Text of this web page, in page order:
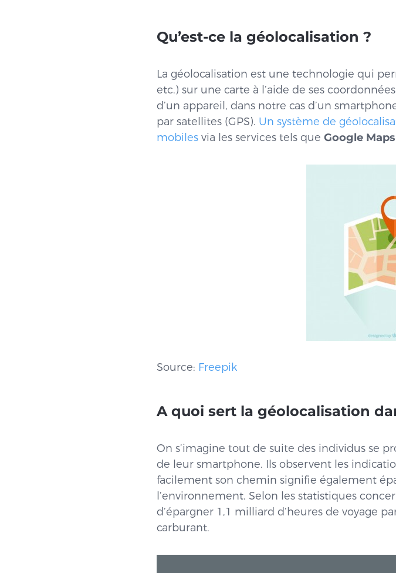
Qu’est-ce la géolocalisation ?
La géolocalisation est une technologie qui
etc.) sur une carte à l’aide de ses
d’un appareil, dans notre cas d’un
par satellites (GPS). Un système de
mobiles via les services tels que Google Maps
Source: Freepik
A quoi sert la géolocalisation
On s’imagine tout de suite des individus se
de leur smartphone. Ils observent les
facilement son chemin signifie également
l’environnement. Selon les statistiques
d’épargner 1,1 milliard d’heures de voyage
carburant.